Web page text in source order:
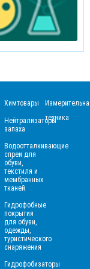
Химтовары
Нейтрализаторы
запаха
Водоотталкивающие
спреи для
обуви,
текстиля и
мембранных
тканей
Гидрофобные
покрытия
для обуви,
одежды,
туристического
снаряжения
Гидрофобизаторы
техника